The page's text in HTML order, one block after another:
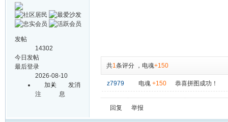
发帖
14302
今日发帖
最后登录
2026-08-10
加关
注
发消
息
共1条评分 ， 电魂+150
z7979 电魂 +150 恭喜拼图成功！
回复 举报